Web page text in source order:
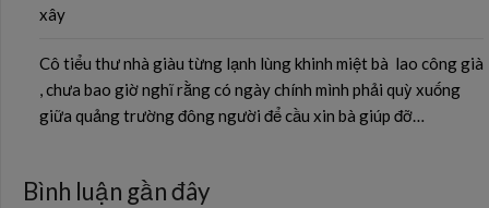
xây
Cô tiểu thư nhà giàu từng lạnh lùng khinh miệt bà lao công già
, chưa bao giờ nghĩ rằng có ngày chính mình phải quỳ xuống
giữa quảng trường đông người để cầu xin bà giúp đỡ…
Bình luận gần đây